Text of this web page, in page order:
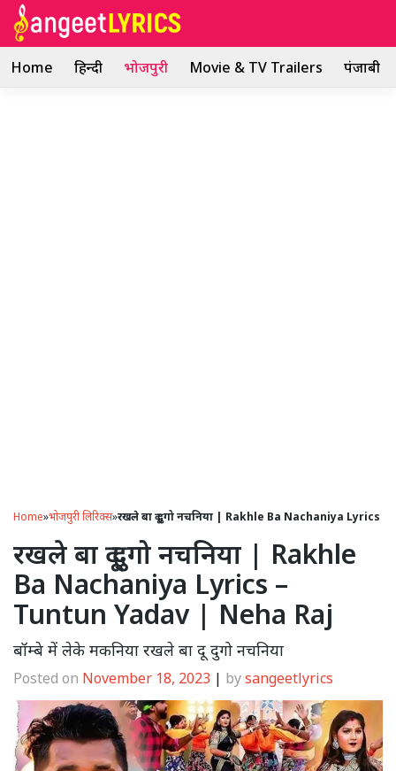
Skip
Home हिन्दी भोजपुरी Movie & TV Trailers पंजाबी
Home»भोजपुरी लिरिक्स»रखले बा दू दुगो नचनिया | Rakhle Ba Nachaniya Lyrics
रखले बा दू दुगो नचनिया | Rakhle
Ba Nachaniya Lyrics –
Tuntun Yadav | Neha Raj
बॉम्बे में लेके मकनिया रखले बा दू दुगो नचनिया
Posted on November 18, 2023 | bysangeetlyrics